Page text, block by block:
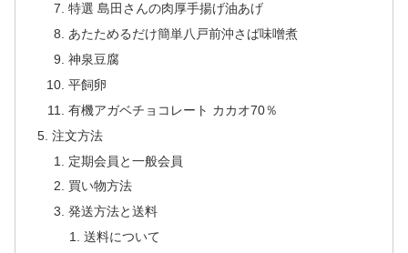
特選 島田さんの肉厚手揚げ油あげ
あたためるだけ簡単八戸前沖さば味噌煮
神泉豆腐
平飼卵
有機アガベチョコレート カカオ70％
注文方法
定期会員と一般会員
買い物方法
発送方法と送料
送料について